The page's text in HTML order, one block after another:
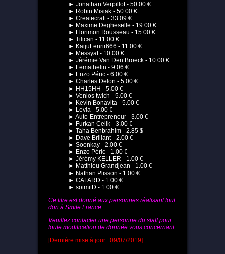
► Jonathan Verpillot - 50.00 €
► Robin Misiak - 50.00 €
► Createcraft - 33.09 €
► Maxime Degheselle - 19.00 €
► Florimon Rousseau - 15.00 €
► Tilican - 11.00 €
► KaijuFenrir666 - 11.00 €
► Messyat - 10.00 €
► Jérémie Van Den Broeck - 10.00 €
► Lemathelin - 9.06 €
► Enzo Péric - 6.00 €
► Charles Delon - 5.00 €
► HH15HH - 5.00 €
► Venios twich - 5.00 €
► Kevin Bonavita - 5.00 €
► Levia - 5.00 €
► Auto-Entrepreneur - 3.00 €
► Furkan Celik - 3.00 €
► Taha Benbrahim - 2.85 $
► Dave Brillant - 2.00 €
► Soonkay - 2.00 €
► Enzo Péric - 1.00 €
► Jérémy KELLER - 1.00 €
► Matthieu Grandjean - 1.00 €
► Nathan Plisson - 1.00 €
► CAFARD - 1.00 €
► soimitD - 1.00 €
Ce titre est donné aux personnes réalisant tout
don à Smite France.
Veuillez contacter une personne du staff pour
toute modification de donnée vous concernant.
[Dernière mise à jour : 09/07/2019]